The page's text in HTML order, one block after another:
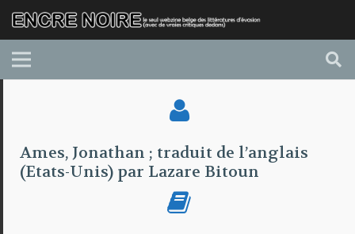
Ames, Jonathan ; traduit de l’anglais
(Etats-Unis) par Lazare Bitoun